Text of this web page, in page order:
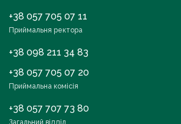
+38 057 705 07 11
Приймальня ректора
+38 098 211 34 83
+38 057 705 07 20
Приймальна комісія
+38 057 707 73 80
Загальний відділ